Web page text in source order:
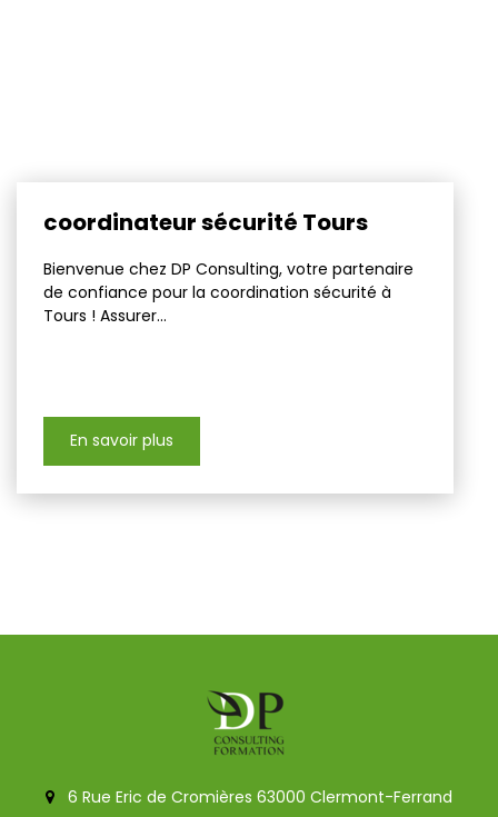
coordinateur sécurité Tours
Bienvenue chez DP Consulting, votre partenaire
de confiance pour la coordination sécurité à
Tours ! Assurer...
En savoir plus
6 Rue Eric de Cromières 63000 Clermont-Ferrand